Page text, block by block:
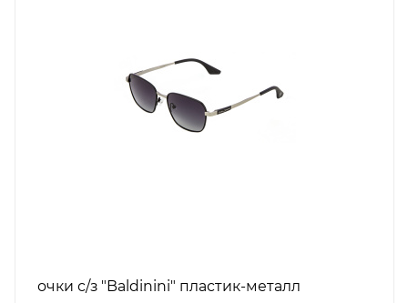
очки с/з "Baldinini" пластик-металл